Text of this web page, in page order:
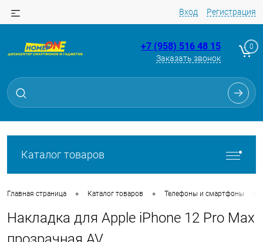
Вход Регистрация
+7 (958) 516 48 15
Заказать звонок
0
Каталог товаров
Главная страница • Каталог товаров • Телефоны и смартфоны
Накладка для Apple iPhone 12 Pro Max
Для клиентов всех банков
Разбейте
без переплат
Сегодня